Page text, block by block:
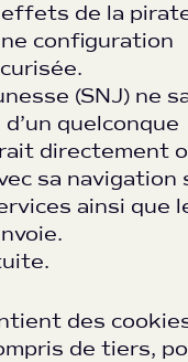
de la
configuration
(SNJ) ne
quelconque
directement
sa navigation
ainsi que
des
de tiers,